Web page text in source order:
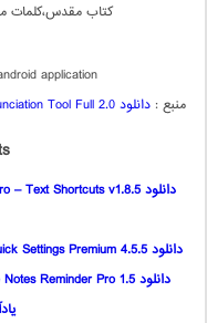
کتاب مقدس،کلمات
application
منبع :دانلود Quick Pronunciation Tool Full 2.0 نرم افزار تلفظ سریع و صحیح اندروید
دانلود Shortcutter Quick Settings​ Premium 4.5.5 نرم افزار ایجاد میانبر سریع اندروید